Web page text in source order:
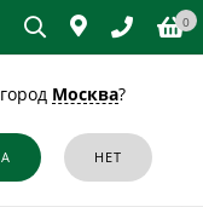
Москва?
0
в Павловском Посаде